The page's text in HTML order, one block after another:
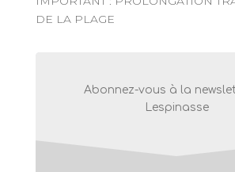
DE LA PLAGE
Abonnez-vous à la
Lespinasse